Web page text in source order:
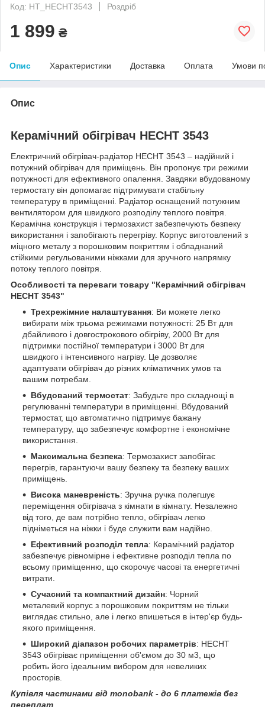
Код: HT_HECHT3543
Роздріб
1 899 ₴
Опис Характеристики Доставка Оплата Умови
Опис
Керамічний обігрівач HECHT 3543
Електричний обігрівач-радіатор HECHT 3543 – надійний і
потужний обігрівач для приміщень. Він пропонує три режими
потужності для ефективного опалення. Завдяки вбудованому
термостату він допомагає підтримувати стабільну
температуру в приміщенні. Радіатор оснащений потужним
вентилятором для швидкого розподілу теплого повітря.
Керамічна конструкція і термозахист забезпечують безпеку
використання і запобігають перегріву. Корпус виготовлений з
міцного металу з порошковим покриттям і обладнаний
стійкими регульованими ніжками для зручного напрямку
потоку теплого повітря.
Особливості та переваги товару "Керамічний обігрівач
HECHT 3543"
Трехрежімние налаштування: Ви можете легко
вибирати між трьома режимами потужності: 25 Вт для
дбайливого і довгострокового обігріву, 2000 Вт для
підтримки постійної температури і 3000 Вт для
швидкого і інтенсивного нагріву. Це дозволяє
адаптувати обігрівач до різних кліматичних умов та
вашим потребам.
Вбудований термостат: Забудьте про складнощі в
регулюванні температури в приміщенні. Вбудований
термостат, що автоматично підтримує бажану
температуру, що забезпечує комфортне і економічне
використання.
Максимальна безпека: Термозахист запобігає
перегрів, гарантуючи вашу безпеку та безпеку ваших
приміщень.
Висока маневреність: Зручна ручка полегшує
переміщення обігрівача з кімнати в кімнату. Незалежно
від того, де вам потрібно тепло, обігрівач легко
підніметься на ніжки і буде служити вам надійно.
Ефективний розподіл тепла: Керамічний радіатор
забезпечує рівномірне і ефективне розподіл тепла по
всьому приміщенню, що скорочує часові та енергетичні
витрати.
Сучасний та компактний дизайн: Чорний
металевий корпус з порошковим покриттям не тільки
виглядає стильно, але і легко впишеться в інтер'єр будь-
якого приміщення.
Широкий діапазон робочих параметрів: HECHT
3543 обігріває приміщення об'ємом до 30 м3, що
робить його ідеальним вибором для невеликих
просторів.
Купівля частинами від monobank - до 6 платежів без
переплат